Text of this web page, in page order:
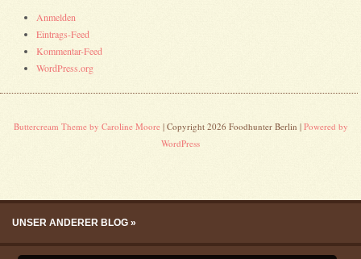
Anmelden
Eintrags-Feed
Kommentar-Feed
WordPress.org
Buttercream Theme by Caroline Moore| Copyright 2026 Foodhunter Berlin | Powered by
WordPress
Menu
UNSER ANDERER BLOG